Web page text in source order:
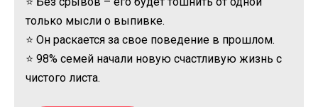
только мысли о выпивке.
⭐ Он раскается за свое поведение в прошлом.
⭐ 98% семей начали новую счастливую жизнь с
чистого листа.